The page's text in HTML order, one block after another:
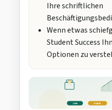
Ihre schriftlichen
Wenn etwas
Student Success
Optionen zu
JOBS DUBLIN